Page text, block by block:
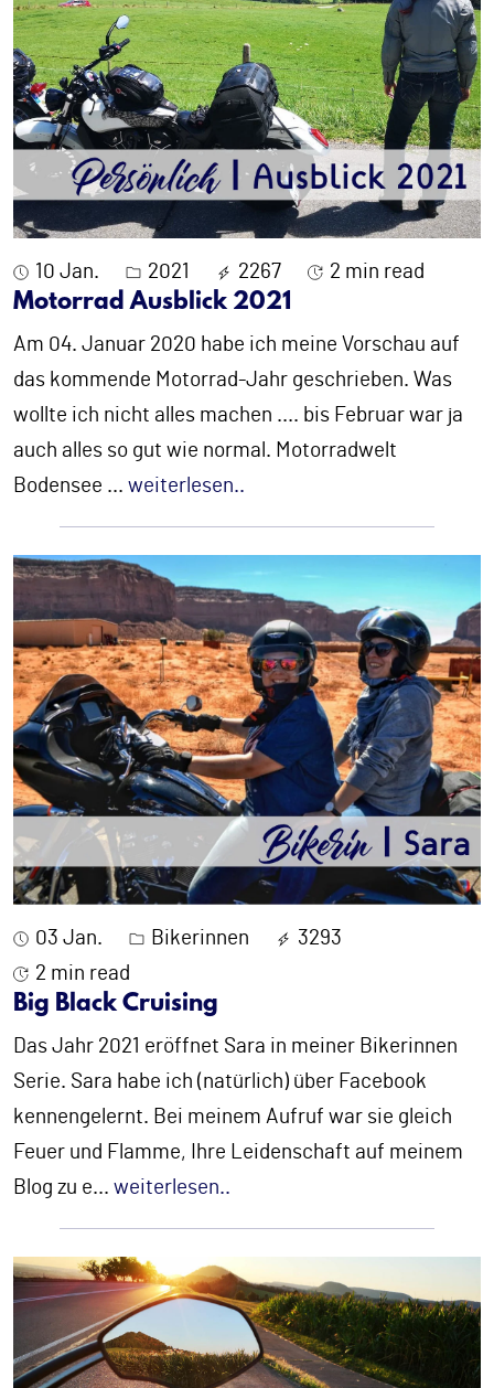
10 Jan. 2021 2267 2 min read
Motorrad Ausblick 2021
Am 04. Januar 2020 habe ich meine Vorschau auf
das kommende Motorrad-Jahr geschrieben. Was
wollte ich nicht alles machen .... bis Februar war ja
auch alles so gut wie normal. Motorradwelt
Bodensee ... weiterlesen..
03 Jan. Bikerinnen
3293
2 min read
Big Black Cruising
Das Jahr 2021 eröffnet Sara in meiner Bikerinnen
Serie. Sara habe ich (natürlich) über Facebook
kennengelernt. Bei meinem Aufruf war sie gleich
Feuer und Flamme, Ihre Leidenschaft auf meinem
Blog zu e... weiterlesen..